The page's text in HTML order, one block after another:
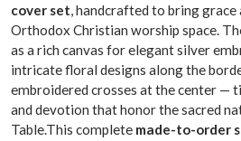
cover set, handcrafted to bring
Orthodox Christian worship space.
as a rich canvas for elegant silver
intricate floral designs along the
embroidered crosses at the center —
and devotion that honor the sacred
Table.This complete made-to-order